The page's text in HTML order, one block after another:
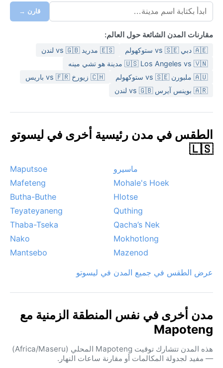
قارن →
مقارنات المدن الشائعة حول العالم:
🇦🇪 دبي vs 🇸🇪 ستوكهولم
🇪🇸 مدريد vs 🇬🇧 لندن
🇺🇸 Los Angeles vs 🇻🇳 مدينة هو تشي مينه
🇦🇺 ملبورن vs 🇸🇪 ستوكهولم
🇨🇭 زيورخ vs 🇫🇷 باريس
🇦🇷 بوينس آيرس vs 🇬🇧 لندن
الطقس في مدن رئيسية أخرى في ليسوتو
🇱🇸
ماسيرو
Maputsoe
Mohale's Hoek
Mafeteng
Hlotse
Butha-Buthe
Quthing
Teyateyaneng
Qacha’s Nek
Thaba-Tseka
Mokhotlong
Nako
Mazenod
Mantsebo
عرض الطقس في جميع المدن في ليسوتو
مدن أخرى في نفس المنطقة الزمنية مع
Mapoteng
هذه المدن تتشارك توقيت Mapoteng المحلي (Africa/Maseru)
— مفيد لجدولة المكالمات أو مقارنة ساعات النهار.